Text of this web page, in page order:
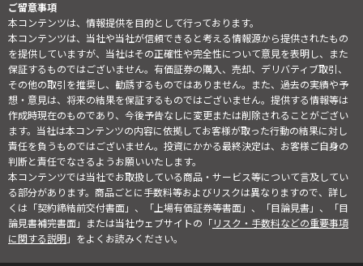
ご留意事項
本コンテンツは、情報提供を目的として行っております。
本コンテンツは、当社や当社が信頼できると考える情報源から提供されたもの
を提供していますが、当社はその正確性や完全性について意見を表明し、また
保証するものではございません。有価証券の購入、売却、デリバティブ取引、
その他の取引を推奨し、勧誘するものではありません。また、過去の実績や予
想・意見は、将来の結果を保証するものではございません。提供する情報等は
作成時現在のものであり、今後予告なしに変更または削除されることがござい
ます。当社は本コンテンツの内容に依拠してお客様が取った行動の結果に対し
責任を負うものではございません。投資にかかる最終決定は、お客様ご自身の
判断と責任でなさるようお願いいたします。
本コンテンツでは当社でお取扱している商品・サービス等について言及してい
る部分があります。商品ごとに手数料等およびリスクは異なりますので、詳し
くは「契約締結前交付書面」、「上場有価証券等書面」、「目論見書」、「目
論見書補完書面」または当社ウェブサイトの「リスク・手数料などの重要事項
に関する説明」をよくお読みください。